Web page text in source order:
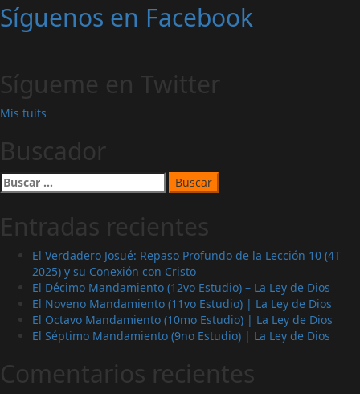
Miller
(4to
Estudio)
en
en
ministerio.palmoni
en
UCMSebXBYNLXP4ZRG36fgOjQ
en
Síguenos en Facebook
Sígueme en Twitter
Mis tuits
Buscador
Buscar:
Entradas recientes
El Verdadero Josué: Repaso Profundo de la Lección 10 (4T
2025) y su Conexión con Cristo
El Décimo Mandamiento (12vo Estudio) – La Ley de Dios
El Noveno Mandamiento (11vo Estudio) | La Ley de Dios
El Octavo Mandamiento (10mo Estudio) | La Ley de Dios
El Séptimo Mandamiento (9no Estudio) | La Ley de Dios
Comentarios recientes